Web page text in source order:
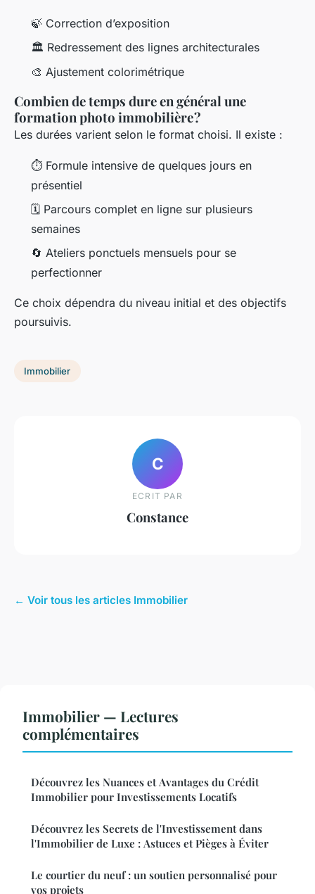
🍃 Correction d’exposition
🏛️ Redressement des lignes architecturales
🎨 Ajustement colorimétrique
Combien de temps dure en général une
formation photo immobilière ?
Les durées varient selon le format choisi. Il existe :
⏱️ Formule intensive de quelques jours en
présentiel
🗓️ Parcours complet en ligne sur plusieurs
semaines
🔄 Ateliers ponctuels mensuels pour se
perfectionner
Ce choix dépendra du niveau initial et des objectifs
poursuivis.
Immobilier
C
ECRIT PAR
Constance
← Voir tous les articles Immobilier
Immobilier — Lectures
complémentaires
Découvrez les Nuances et Avantages du Crédit
Immobilier pour Investissements Locatifs
Découvrez les Secrets de l'Investissement dans
l'Immobilier de Luxe : Astuces et Pièges à Éviter
Le courtier du neuf : un soutien personnalisé pour
vos projets